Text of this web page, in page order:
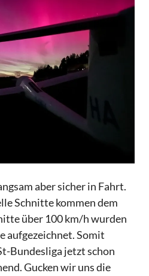
aber sicher in Fahrt.
Schnitte kommen dem
über 100 km/h wurden
aufgezeichnet. Somit
Bundesliga jetzt schon
Gucken wir uns die